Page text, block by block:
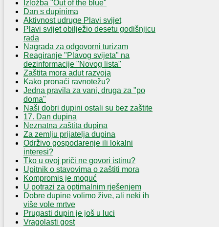
Izložba "Out of the blue"
Dan s dupinima
Aktivnost udruge Plavi svijet
Plavi svijet obilježio desetu godišnjicu
rada
Nagrada za odgovorni turizam
Reagiranje "Plavog svijeta" na
dezinformacije "Novog lista"
Zaštita mora adut razvoja
Kako pronaći ravnotežu?
Jedna pravila za vani, druga za "po
doma"
Naši dobri dupini ostali su bez zaštite
17. Dan dupina
Neznatna zaštita dupina
Za zemlju prijatelja dupina
Održivo gospodarenje ili lokalni
interesi?
Tko u ovoj priči ne govori istinu?
Upitnik o stavovima o zaštiti mora
Kompromis je moguć
U potrazi za optimalnim rješenjem
Dobre dupine volimo žive, ali neki ih
više vole mrtve
Prugasti dupin je još u luci
Vragolasti gost